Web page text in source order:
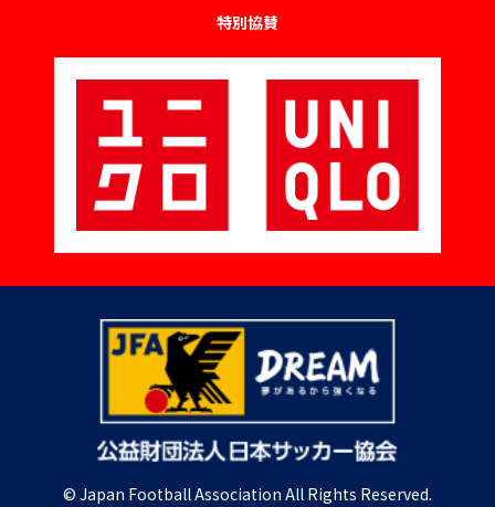
特別協賛
© Japan Football Association All Rights Reserved.